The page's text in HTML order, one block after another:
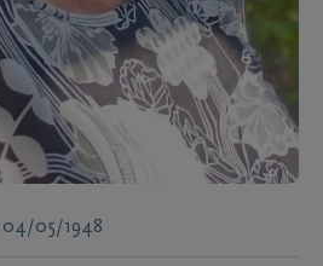
04/05/1948